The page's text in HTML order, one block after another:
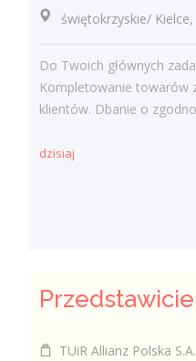
świętokrzyskie/ Kielce,
Do Twoich głównych
Kompletowanie towarów
klientów. Dbanie o
dzisiaj
TUiR Allianz Polska S.A.